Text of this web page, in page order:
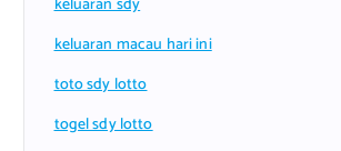
keluaran macau hari ini
toto sdy lotto
togel sdy lotto